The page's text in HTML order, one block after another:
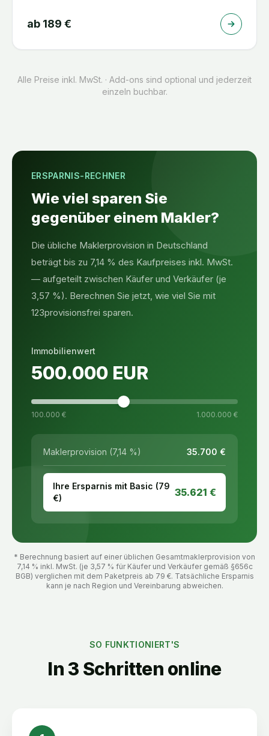
ab 189 €
Alle Preise inkl. MwSt. · Add-ons sind optional und jederzeit
einzeln buchbar.
ERSPARNIS-RECHNER
Wie viel sparen Sie
gegenüber einem Makler?
Die übliche Maklerprovision in Deutschland
beträgt bis zu 7,14 % des Kaufpreises inkl. MwSt.
— aufgeteilt zwischen Käufer und Verkäufer (je
3,57 %). Berechnen Sie jetzt, wie viel Sie mit
123provisionsfrei sparen.
Immobilienwert
500.000 EUR
100.000 € 1.000.000 €
Maklerprovision (7,14 %) 35.700 €
Ihre Ersparnis mit Basic (79
€)
35.621 €
* Berechnung basiert auf einer üblichen Gesamtmaklerprovision von
7,14 % inkl. MwSt. (je 3,57 % für Käufer und Verkäufer gemäß §656c
BGB) verglichen mit dem Paketpreis ab 79 €. Tatsächliche Ersparnis
kann je nach Region und Vereinbarung abweichen.
SO FUNKTIONIERT'S
In 3 Schritten online